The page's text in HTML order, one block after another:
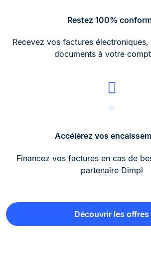
Restez 100%
Recevez vos factures
documents à votre
Accélérez vos
Financez vos factures en cas de
partenaire Dimpl
Découvrir les offres